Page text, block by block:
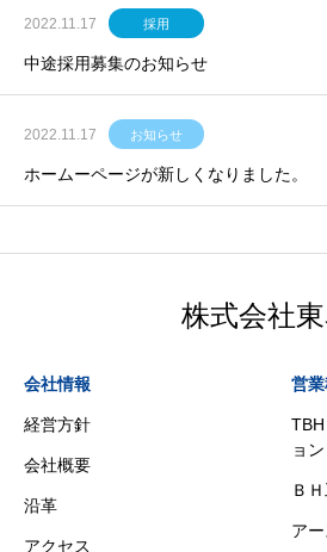
2022.11.17 採用
中途採用募集のお知らせ
2022.11.17 お知らせ
ホームーページが新しくなりました。
株式会社東
会社情報
経営方針
会社概要
沿革
アクセス
営業
ョ
Ｂ
ア